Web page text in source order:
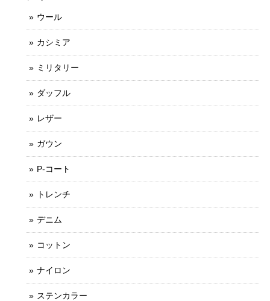
ウール
カシミア
ミリタリー
ダッフル
レザー
ガウン
P-コート
トレンチ
デニム
コットン
ナイロン
ステンカラー